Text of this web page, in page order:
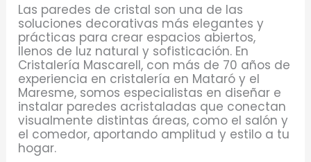
Las paredes de cristal son una de las
soluciones decorativas más elegantes y
prácticas para crear espacios abiertos,
llenos de luz natural y sofisticación. En
Cristalería Mascarell, con más de 70 años de
experiencia en cristalería en Mataró y el
Maresme, somos especialistas en diseñar e
instalar paredes acristaladas que conectan
visualmente distintas áreas, como el salón y
el comedor, aportando amplitud y estilo a tu
hogar.